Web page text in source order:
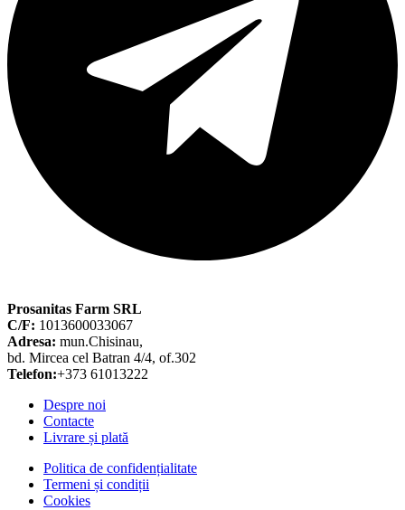
Prosanitas Farm SRL
C/F: 1013600033067
Adresa: mun.Chisinau,
bd. Mircea cel Batran 4/4, of.302
Telefon:+373 61013222
Despre noi
Contacte
Livrare și plată
Politica de confidențialitate
Termeni și condiții
Cookies